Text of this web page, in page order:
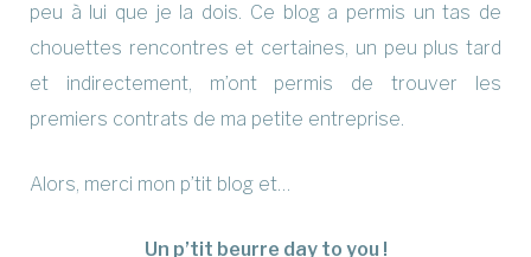
peu à lui que je la dois. Ce blog a permis un tas de
chouettes rencontres et certaines, un peu plus tard
et indirectement, m’ont permis de trouver les
premiers contrats de ma petite entreprise.
Alors, merci mon p’tit blog et…
Un p’tit beurre day to you !